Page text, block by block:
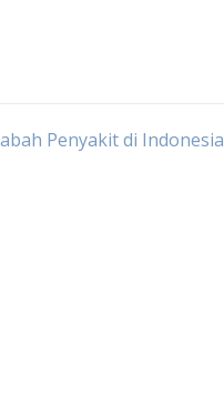
Penyakit di Indonesia